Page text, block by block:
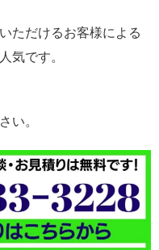
ただけるお客様による
気です。
い。